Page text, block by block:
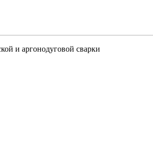
и аргонодуговой сварки